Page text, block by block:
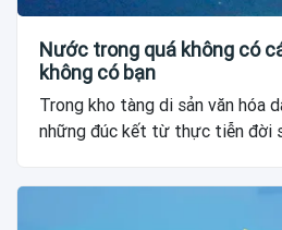
Nước trong quá không có
không có bạn
Trong kho tàng di sản văn hóa
những đúc kết từ thực tiễn đời